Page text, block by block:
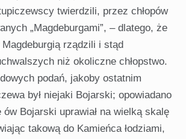
twierdzili, przez chłopów
„Magdeburgami”, – dlatego, że
rządzili i stąd
niż okoliczne chłopstwo.
podań, jakoby ostatnim
był niejaki Bojarski; opowiadano
ów Bojarski uprawiał na wielką skalę
takową do Kamieńca łodziami,